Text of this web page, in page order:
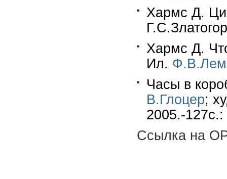
Хармс Д.
Хармс Д.
Ил.
Часы в
В.Глоцер;
2005.-
Ссылка на